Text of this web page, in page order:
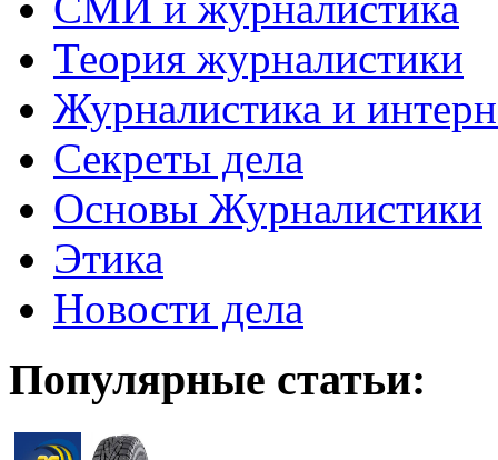
Теория журналистики
Журналистика и
Секреты дела
Основы Журналистики
Этика
Новости дела
Популярные статьи: